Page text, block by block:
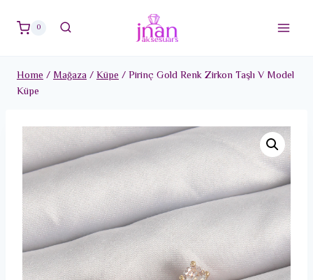
0
Home/Mağaza/Küpe/Pirinç Gold Renk Zirkon Taşlı V Model
Küpe